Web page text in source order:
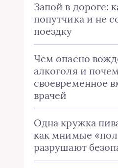
Запой в дороге:
попутчика и не
поездку
Чем опасно
алкоголя и
своевременное
врачей
Одна кружка
как мнимые
разрушают